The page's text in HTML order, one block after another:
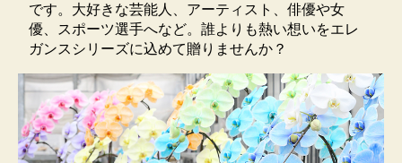
周囲の光の違いによっても花の色合いが違って見えま
す。濃淡の指定などは出来かねますので、あらかじめ
ご了承の上、ご購入ください。染まり具合や環境によ
る見え方の違いも、個性としてお楽しみいただければ
幸いです。
です。大好きな芸能人、アーティスト、俳優や女
優、スポーツ選手へなど。誰よりも熱い想いをエレ
ガンスシリーズに込めて贈りませんか？